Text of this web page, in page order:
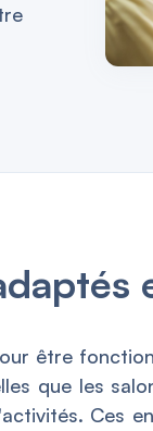
être
que les
Ces